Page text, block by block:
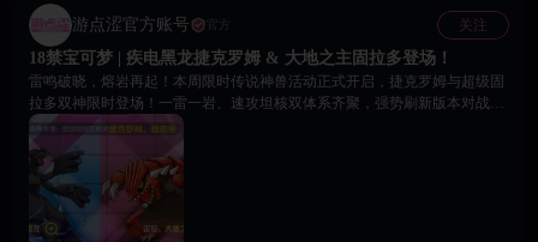
游点涩官方账号 官方 关注
18禁宝可梦 | 疾电黑龙捷克罗姆 & 大地之主固拉多登场！
雷鸣破晓，熔岩再起！本周限时传说神兽活动正式开启，捷克罗姆与超级固
拉多双神限时登场！一雷一岩、速攻坦核双体系齐聚，强势刷新版本对战环
境！ ⚡ 疾电黑龙·捷克罗姆（超频速攻） 版本顶级速攻收割神兽，核心电荷
收割能力出色。必杀附带范围伤害与麻痹控制，能快速积攒怒气、轮转技
能。 星级质变：超频状态免疫多种负面效果，11星解锁无消耗必杀，控场输
出双拉满，团战压制力极强。 🌋 大地之主·超级固拉多（阵地压制） 版本强
势阵地坦核，主打持久战与全局压制。普攻可封印敌方小技能冷却，打乱对